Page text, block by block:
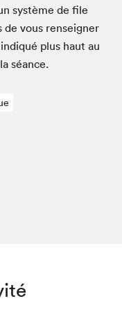
sys­tème de file
de vous ren­seign­er
plus haut au
séance.